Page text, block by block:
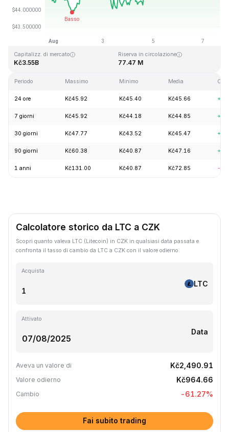
Ultimo aggiornamento: 2026-08-07, 15:42 GMT+0
Massimo storico
Capitalizz. di mercato
Kč3.55B
Riserva in circolazione
77.47 M
Periodo Massimo Minimo Media
24 ore Kč45.92 Kč45.40 Kč45.66
7 giorni Kč45.92 Kč44.18 Kč44.85
30 giorni Kč47.77 Kč43.52 Kč45.47
90 giorni Kč60.38 Kč40.87 Kč47.16
1 anni Kč131.00 Kč40.87 Kč72.85 -
Calcolatore storico da LTC a CZK
Scopri quanto valeva LTC (Litecoin) in CZK in qualsiasi data passata e
confronta il tasso di cambio da LTC a CZK con il valore odierno.
Acquista
LTC
Attivato
Data
Aveva un valore di Kč2,490.91
Valore odierno Kč964.66
Cambio -61.27%
Fai subito trading